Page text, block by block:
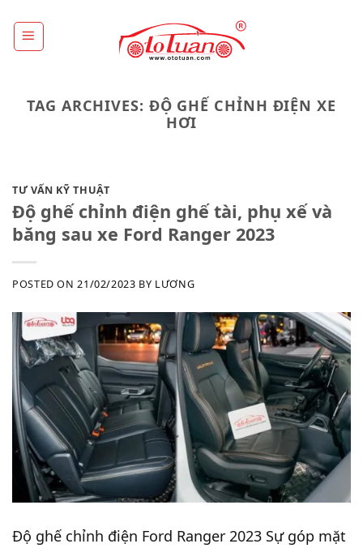
content
TAG ARCHIVES: ĐỘ GHẾ CHỈNH ĐIỆN XE
HƠI
TƯ VẤN KỸ THUẬT
Độ ghế chỉnh điện ghế tài, phụ xế và
băng sau xe Ford Ranger 2023
POSTED ON21/02/2023 BY LƯƠNG
Độ ghế chỉnh điện Ford Ranger 2023 Sự góp mặt